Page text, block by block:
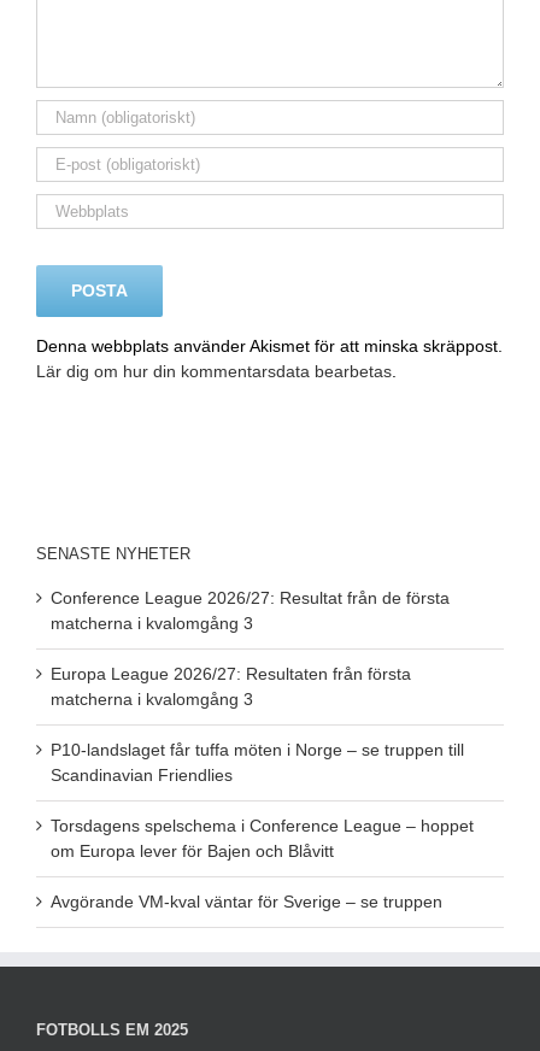
Denna webbplats använder Akismet för att minska skräppost.
Lär dig om hur din kommentarsdata bearbetas
SENASTE NYHETER
Conference League 2026/27: Resultat från de första
matcherna i kvalomgång 3
Europa League 2026/27: Resultaten från första
matcherna i kvalomgång 3
P10-landslaget får tuffa möten i Norge – se truppen till
Scandinavian Friendlies
Torsdagens spelschema i Conference League – hoppet
om Europa lever för Bajen och Blåvitt
Avgörande VM-kval väntar för Sverige – se truppen
FOTBOLLS EM 2025